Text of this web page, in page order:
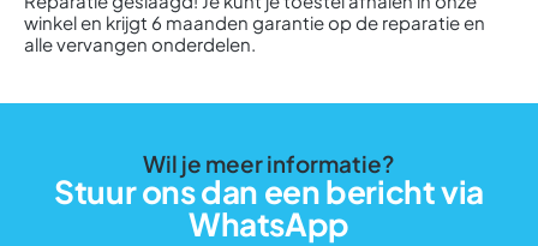
winkel en krijgt 6 maanden garantie op de reparatie en
alle vervangen onderdelen.
Wil je meer informatie?
Stuur ons dan een bericht via
WhatsApp